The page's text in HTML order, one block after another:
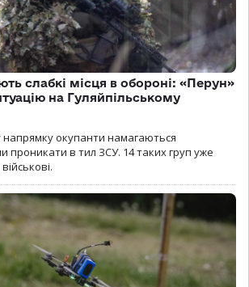
слабкі місця в обороні: «Перун»
на Гуляйпільському
напрямку окупанти намагаються
проникати в тил ЗСУ. 14 таких груп уже